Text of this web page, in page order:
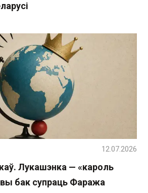
Лукашэнка — «кароль
бак супраць Фаража
12.07.2026